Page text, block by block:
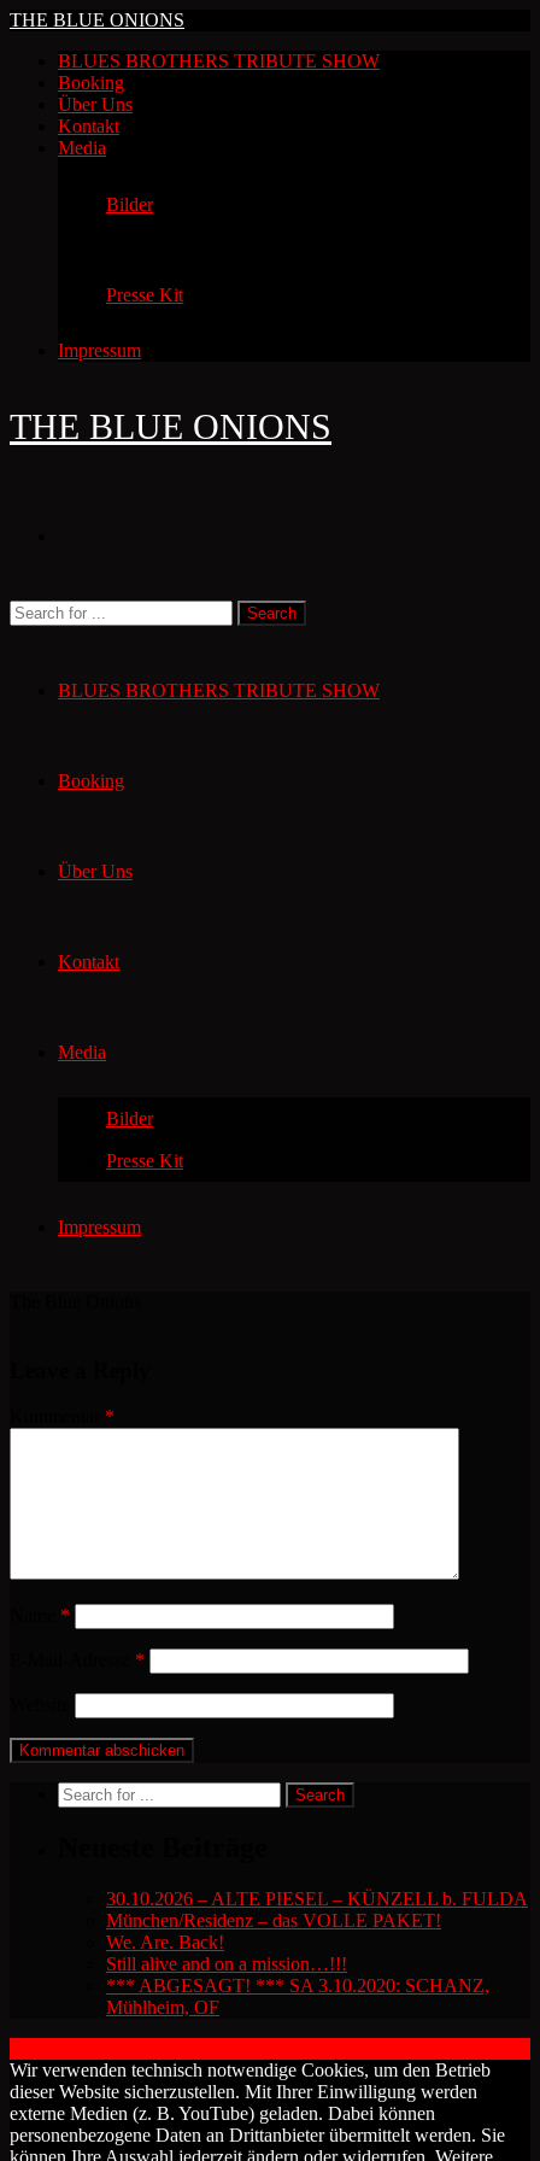
THE BLUE ONIONS
BLUES BROTHERS TRIBUTE SHOW
Booking
Über Uns
Kontakt
Media
Bilder
Presse Kit
Impressum
THE BLUE ONIONS
BLUES BROTHERS TRIBUTE SHOW
Booking
Über Uns
Kontakt
Media
Bilder
Presse Kit
Impressum
*
*
*
30.10.2026 – ALTE PIESEL – KÜNZELL b. FULDA
München/Residenz – das VOLLE PAKET!
We. Are. Back!
Still alive and on a mission…!!!
*** ABGESAGT! *** SA 3.10.2020: SCHANZ,
Mühlheim, OF
Wir verwenden technisch notwendige Cookies, um den Betrieb
dieser Website sicherzustellen. Mit Ihrer Einwilligung werden
externe Medien (z. B. YouTube) geladen. Dabei können
personenbezogene Daten an Drittanbieter übermittelt werden. Sie